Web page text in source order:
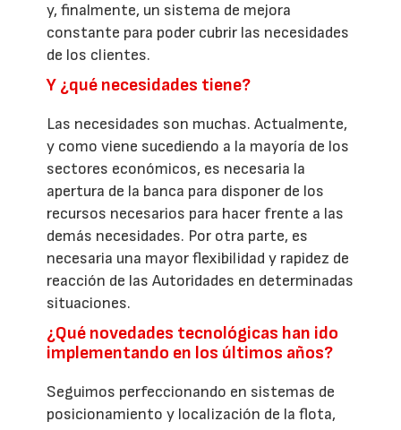
y, finalmente, un sistema de mejora
constante para poder cubrir las necesidades
de los clientes.
Y ¿qué necesidades tiene?
Las necesidades son muchas. Actualmente,
y como viene sucediendo a la mayoría de los
sectores económicos, es necesaria la
apertura de la banca para disponer de los
recursos necesarios para hacer frente a las
demás necesidades. Por otra parte, es
necesaria una mayor flexibilidad y rapidez de
reacción de las Autoridades en determinadas
situaciones.
¿Qué novedades tecnológicas han ido
implementando en los últimos años?
Seguimos perfeccionando en sistemas de
posicionamiento y localización de la flota,